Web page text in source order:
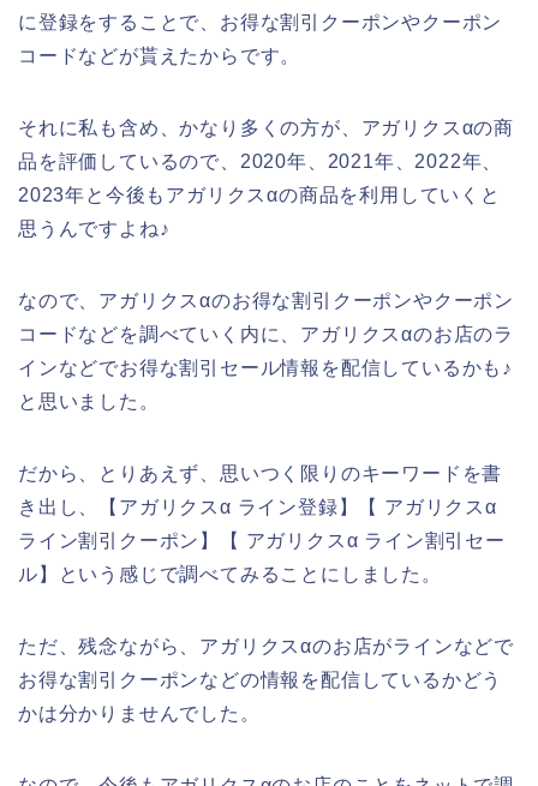
に登録をすることで、お得な割引クーポンやクーポン
コードなどが貰えたからです。
それに私も含め、かなり多くの方が、アガリクスαの商
品を評価しているので、2020年、2021年、2022年、
2023年と今後もアガリクスαの商品を利用していくと
思うんですよね♪
なので、アガリクスαのお得な割引クーポンやクーポン
コードなどを調べていく内に、アガリクスαのお店のラ
インなどでお得な割引セール情報を配信しているかも♪
と思いました。
だから、とりあえず、思いつく限りのキーワードを書
き出し、【アガリクスα ライン登録】【 アガリクスα
ライン割引クーポン】【 アガリクスα ライン割引セー
ル】という感じで調べてみることにしました。
ただ、残念ながら、アガリクスαのお店がラインなどで
お得な割引クーポンなどの情報を配信しているかどう
かは分かりませんでした。